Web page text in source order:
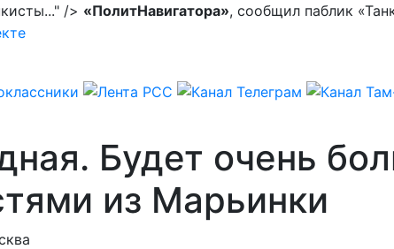
/> «ПолитНавигатора», сообщил паблик
Будет очень
из Марьинки